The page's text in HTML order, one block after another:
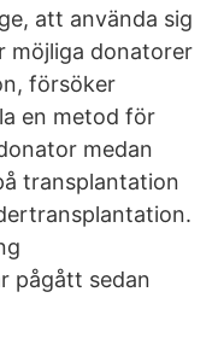
att använda sig
möjliga donatorer
försöker
en metod för
medan
transplantation
pågått sedan